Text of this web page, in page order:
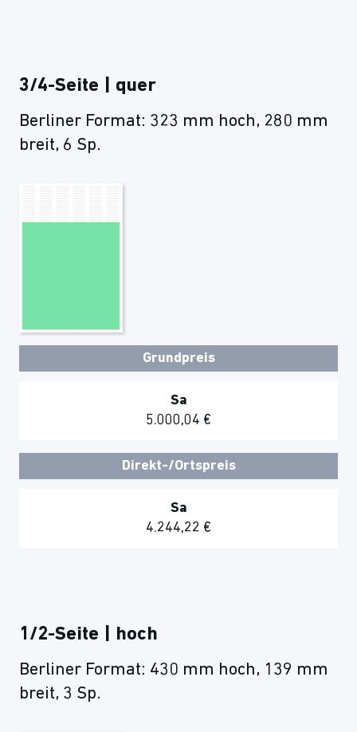
3/4-Seite | quer
Berliner Format: 323 mm hoch, 280 mm
breit, 6 Sp.
Grundpreis
Sa
5.000,04 €
Direkt-/Ortspreis
Sa
4.244,22 €
1/2-Seite | hoch
Berliner Format: 430 mm hoch, 139 mm
breit, 3 Sp.